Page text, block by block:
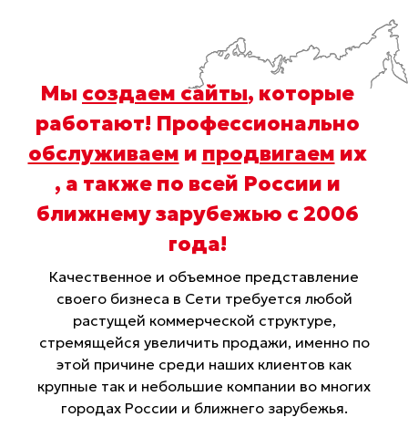
Мы создаем сайты, которые
работают! Профессионально
обслуживаем и продвигаем их
, а также по всей России и
ближнему зарубежью с 2006
года!
Качественное и объемное представление
своего бизнеса в Сети требуется любой
растущей коммерческой структуре,
стремящейся увеличить продажи, именно по
этой причине среди наших клиентов как
крупные так и небольшие компании во многих
городах России и ближнего зарубежья.